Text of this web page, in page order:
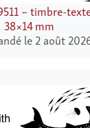
– timbre-
38×14 mm
le 2 août